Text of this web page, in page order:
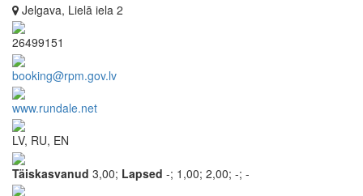
Jelgava, Lielā iela 2
26499151
booking@rpm.gov.lv
www.rundale.net
LV, RU, EN
Täiskasvanud 3,00; Lapsed -; 1,00; 2,00; -; -